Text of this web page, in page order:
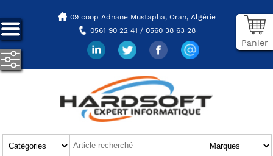
09 coop Adnane Mustapha, Oran, Algérie
0561 90 22 41 / 0560 38 63 28
Panier